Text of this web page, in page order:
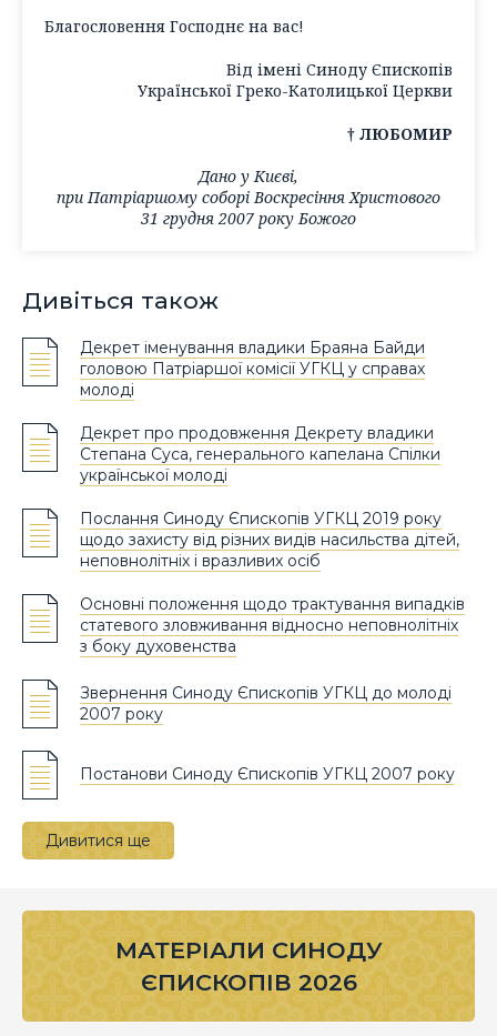
Благословення Господнє на вас!
Від імені Синоду Єпископів
Української Греко-Католицької Церкви
† ЛЮБОМИР
Дано у Києві,
при Патріаршому соборі Воскресіння Христового
31 грудня 2007 року Божого
Дивіться також
Декрет іменування владики Браяна Байди
головою Патріаршої комісії УГКЦ у справах
молоді
Декрет про продовження Декрету владики
Степана Суса, генерального капелана Спілки
української молоді
Послання Синоду Єпископів УГКЦ 2019 року
щодо захисту від різних видів насильства дітей,
неповнолітніх і вразливих осіб
Основні положення щодо трактування випадків
статевого зловживання відносно неповнолітніх
з боку духовенства
Звернення Синоду Єпископів УГКЦ до молоді
2007 року
Постанови Синоду Єпископів УГКЦ 2007 року
Дивитися ще
МАТЕРІАЛИ СИНОДУ
ЄПИСКОПІВ 2026